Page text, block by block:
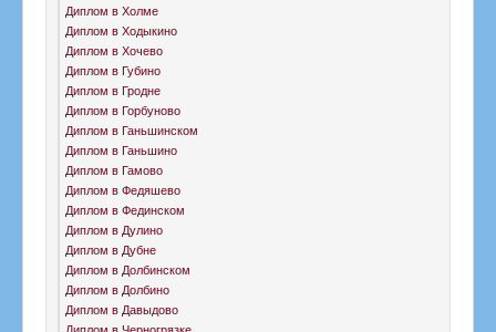
Диплом в Холме
Диплом в Ходыкино
Диплом в Хочево
Диплом в Губино
Диплом в Гродне
Диплом в Горбуново
Диплом в Ганьшинском
Диплом в Ганьшино
Диплом в Гамово
Диплом в Федяшево
Диплом в Фединском
Диплом в Дулино
Диплом в Дубне
Диплом в Долбинском
Диплом в Долбино
Диплом в Давыдово